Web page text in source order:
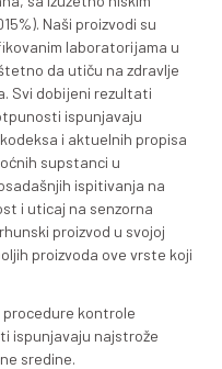
najboljih proizvoda u
garantuju
vrhunskog kvaliteta
bentonita izuzetne
praha, sa izuzetno